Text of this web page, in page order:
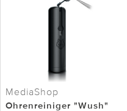
MediaShop
Ohrenreiniger "Wush"